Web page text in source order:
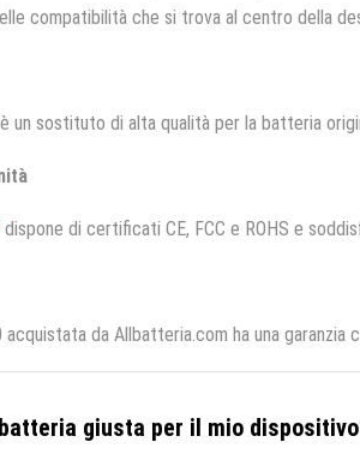
compatibilità che si trova al centro della
è un sostituto di alta qualità per la batteria
dispone di certificati CE, FCC e ROHS e
acquistata da Allbatteria.com ha una
giusta per il mio